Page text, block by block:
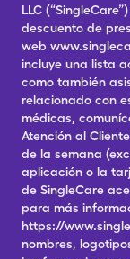
LLC
descuento de
web
incluye una lista
como también
relacionado con
médicas,
Atención al
de la semana
aplicación o la
de SingleCare
para más
https://
nombres,